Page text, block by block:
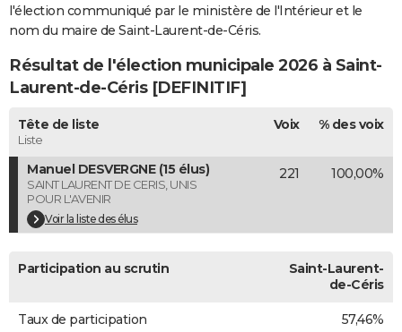
BONS PLANS
Carte de Noël
Carte Bonne année
Carte Saint-Valentin
Carte Pâques
Carte d'anniversaire
DICTIONNAIRE
Dictionnaire
Biographies
Citations
Expressions
Proverbes
PROGRAMME TV
COPAINS D'AVANT
S'inscrire
Se connecter
Lycées
Collèges
Primaires
Universités
Entreprises
Service militaire
Avis de recherche
AVIS DE DÉCÈS
FORUM
Bricolage
Lifestyle
Culture
Sport
Auto
Television
Voyage
Cinema
l'élection communiqué par le ministère de l'Intérieur et le
nom du maire de Saint-Laurent-de-Céris.
Résultat de l'élection municipale 2026 à Saint-
Laurent-de-Céris [DEFINITIF]
Tête de liste
Liste
Voix % des voix
Manuel DESVERGNE (15 élus)
SAINT LAURENT DE CERIS, UNIS
POUR L'AVENIR
Voir la liste des élus
221 100,00%
Participation au scrutin
Saint-Laurent-
de-Céris
Taux de participation 57,46%